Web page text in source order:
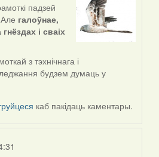
падзей
галоўнае,
і сваіх
з тэхнічнага і
будзем думаць у
каб пакідаць каментары.